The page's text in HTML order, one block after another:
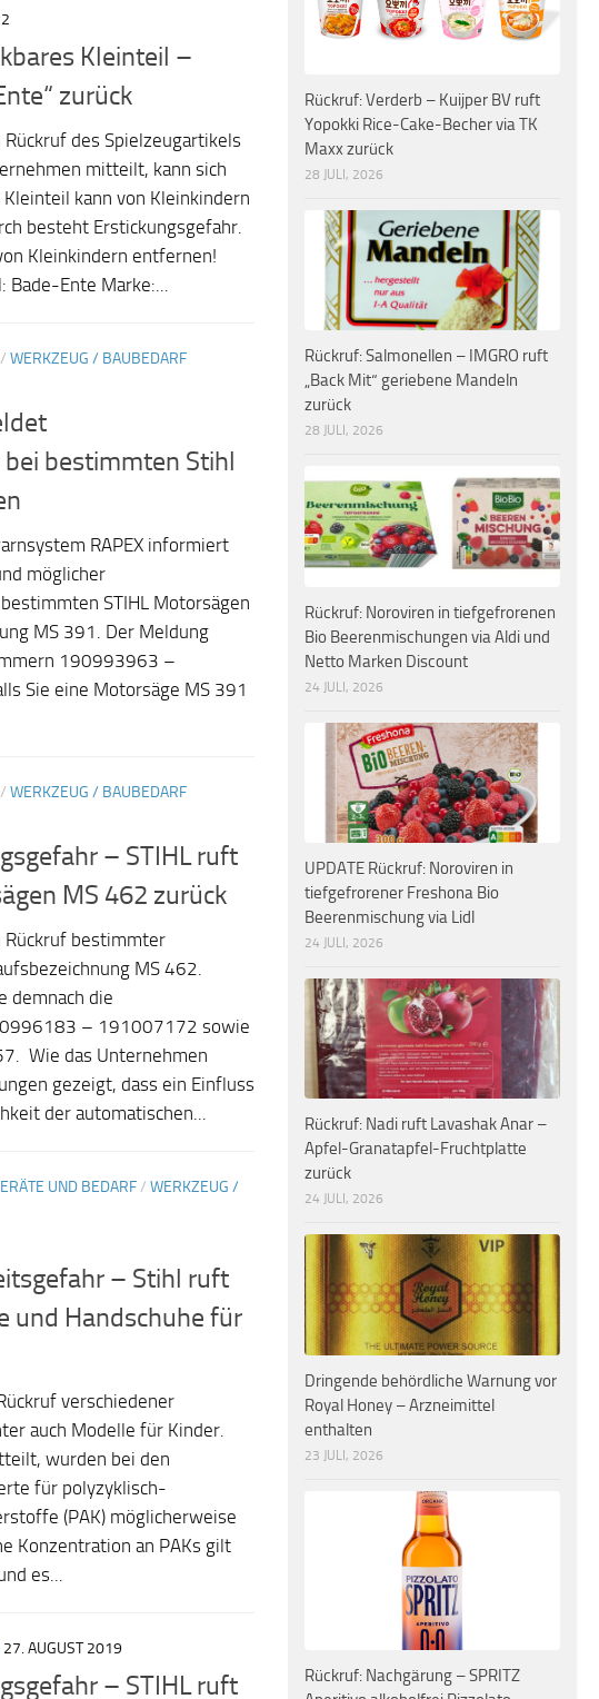
Kleinteil –
zurück
des Spielzeugartikels
mitteilt, kann sich
kann von Kleinkindern
besteht Erstickungsgefahr.
Kleinkindern entfernen!
Ente Marke:...
/ WERKZEUG / BAUBEDARF
bestimmten Stihl
RAPEX informiert
möglicher
STIHL Motorsägen
MS 391. Der Meldung
190993963 –
Sie eine Motorsäge MS 391
/ WERKZEUG / BAUBEDARF
– STIHL ruft
MS 462 zurück
Rückruf bestimmter
MS 462.
demnach die
– 191007172 sowie
Wie das Unternehmen
gezeigt, dass ein Einfluss
der automatischen...
UND BEDARF/ WERKZEUG /
– Stihl ruft
und Handschuhe für
verschiedener
auch Modelle für Kinder.
wurden bei den
für polyzyklisch-
(PAK) möglicherweise
Konzentration an PAKs gilt
es...
27. AUGUST 2019
– STIHL ruft
Rückruf: Verderb – Kuijper BV ruft
Yopokki Rice-Cake-Becher via TK
Maxx zurück
28 JULI, 2026
Rückruf: Salmonellen – IMGRO ruft
„Back Mit“ geriebene Mandeln
zurück
28 JULI, 2026
Rückruf: Noroviren in tiefgefrorenen
Bio Beerenmischungen via Aldi und
Netto Marken Discount
24 JULI, 2026
UPDATE Rückruf: Noroviren in
tiefgefrorener Freshona Bio
Beerenmischung via Lidl
24 JULI, 2026
Rückruf: Nadi ruft Lavashak Anar –
Apfel-Granatapfel-Fruchtplatte
zurück
24 JULI, 2026
Dringende behördliche Warnung vor
Royal Honey – Arzneimittel
enthalten
23 JULI, 2026
Rückruf: Nachgärung – SPRITZ